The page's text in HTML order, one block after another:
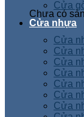
Chưa có
Cửa
Cửa nhựa
Cửa
Cửa
Cửa
Cửa
Cửa
Cửa
Cửa